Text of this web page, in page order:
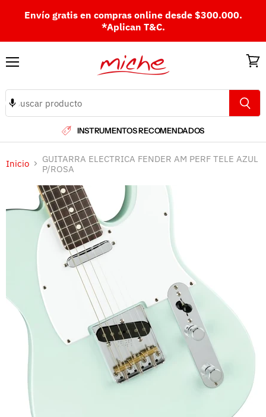
Envío gratis en compras online desde $300.000.
*Aplican T&C.
INSTRUMENTOS RECOMENDADOS
Inicio
GUITARRA ELECTRICA FENDER AM PERF TELE AZUL
P/ROSA